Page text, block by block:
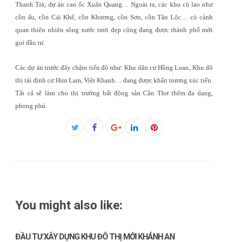
Thanh Trà; dự án cao ốc Xuân Quang… Ngoài ra, các khu cù lao như
cồn ấu, cồn Cái Khế, cồn Khương, cồn Sơn, cồn Tân Lộc… có cảnh
quan thiên nhiên sông nước tươi đẹp cũng đang được thành phố mời
gọi đầu tư.
Các dự án trước đây chậm tiến độ như: Khu dân cư Hồng Loan, Khu đô
thị tái định cư Him Lam, Việt Khanh… đang được khẩn trương xúc tiến.
Tất cả sẽ làm cho thị trường bất động sản Cần Thơ thêm đa dạng,
phong phú.
Facebook
You might also like:
ĐẦU TƯ XÂY DỰNG KHU ĐÔ THỊ MỚI KHÁNH AN